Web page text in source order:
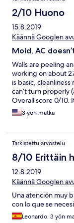
2/10 Huono
15.8.2019
Käännä Googlen
Mold, AC
Walls are peeling
working on about
is basic,
can’t turn properly
Overall score 0/10.
3 yön matka
Tarkistettu arvostelu
8/10 Erittäin
12.8.2019
Käännä Googlen
Una atención muy
con lo que se
Leonardo, 3 yön